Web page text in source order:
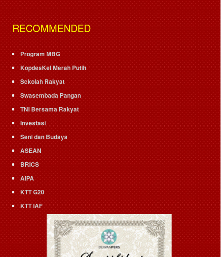
RECOMMENDED
Program MBG
KopdesKel Merah Putih
Sekolah Rakyat
Swasembada Pangan
TNI Bersama Rakyat
Investasi
Seni dan Budaya
ASEAN
BRICS
AIPA
KTT G20
KTT IAF